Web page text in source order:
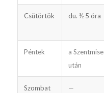
Csütörtök du. ½ 5 óra
Péntek
a Szentmise
után
Szombat —